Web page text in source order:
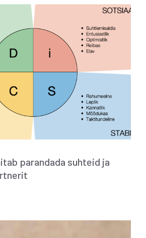
parandada suhteid ja